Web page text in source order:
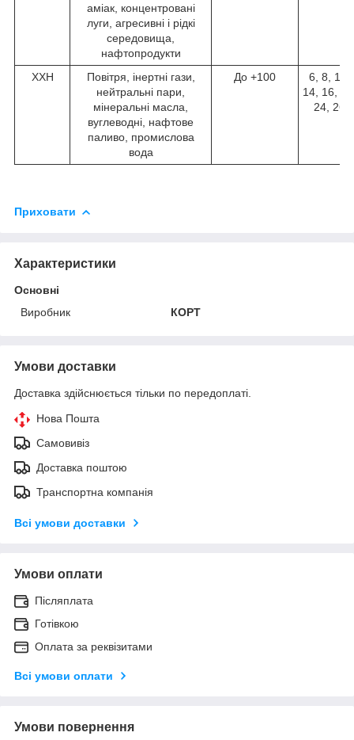
аміак, концентровані
луги, агресивні і рідкі
середовища,
нафтопродукти
ХХН
Повітря, інертні гази,
нейтральні пари,
мінеральні масла,
вуглеводні, нафтове
паливо, промислова
вода
До +100
6, 8, 10,
14, 16,
24, 26,
Приховати
Характеристики
Основні
Виробник
КОРТ
Умови доставки
Доставка здійснюється тільки по передоплаті.
Нова Пошта
Самовивіз
Доставка поштою
Транспортна компанія
Всі умови доставки
Умови оплати
Післяплата
Готівкою
Оплата за реквізитами
Всі умови оплати
Умови повернення